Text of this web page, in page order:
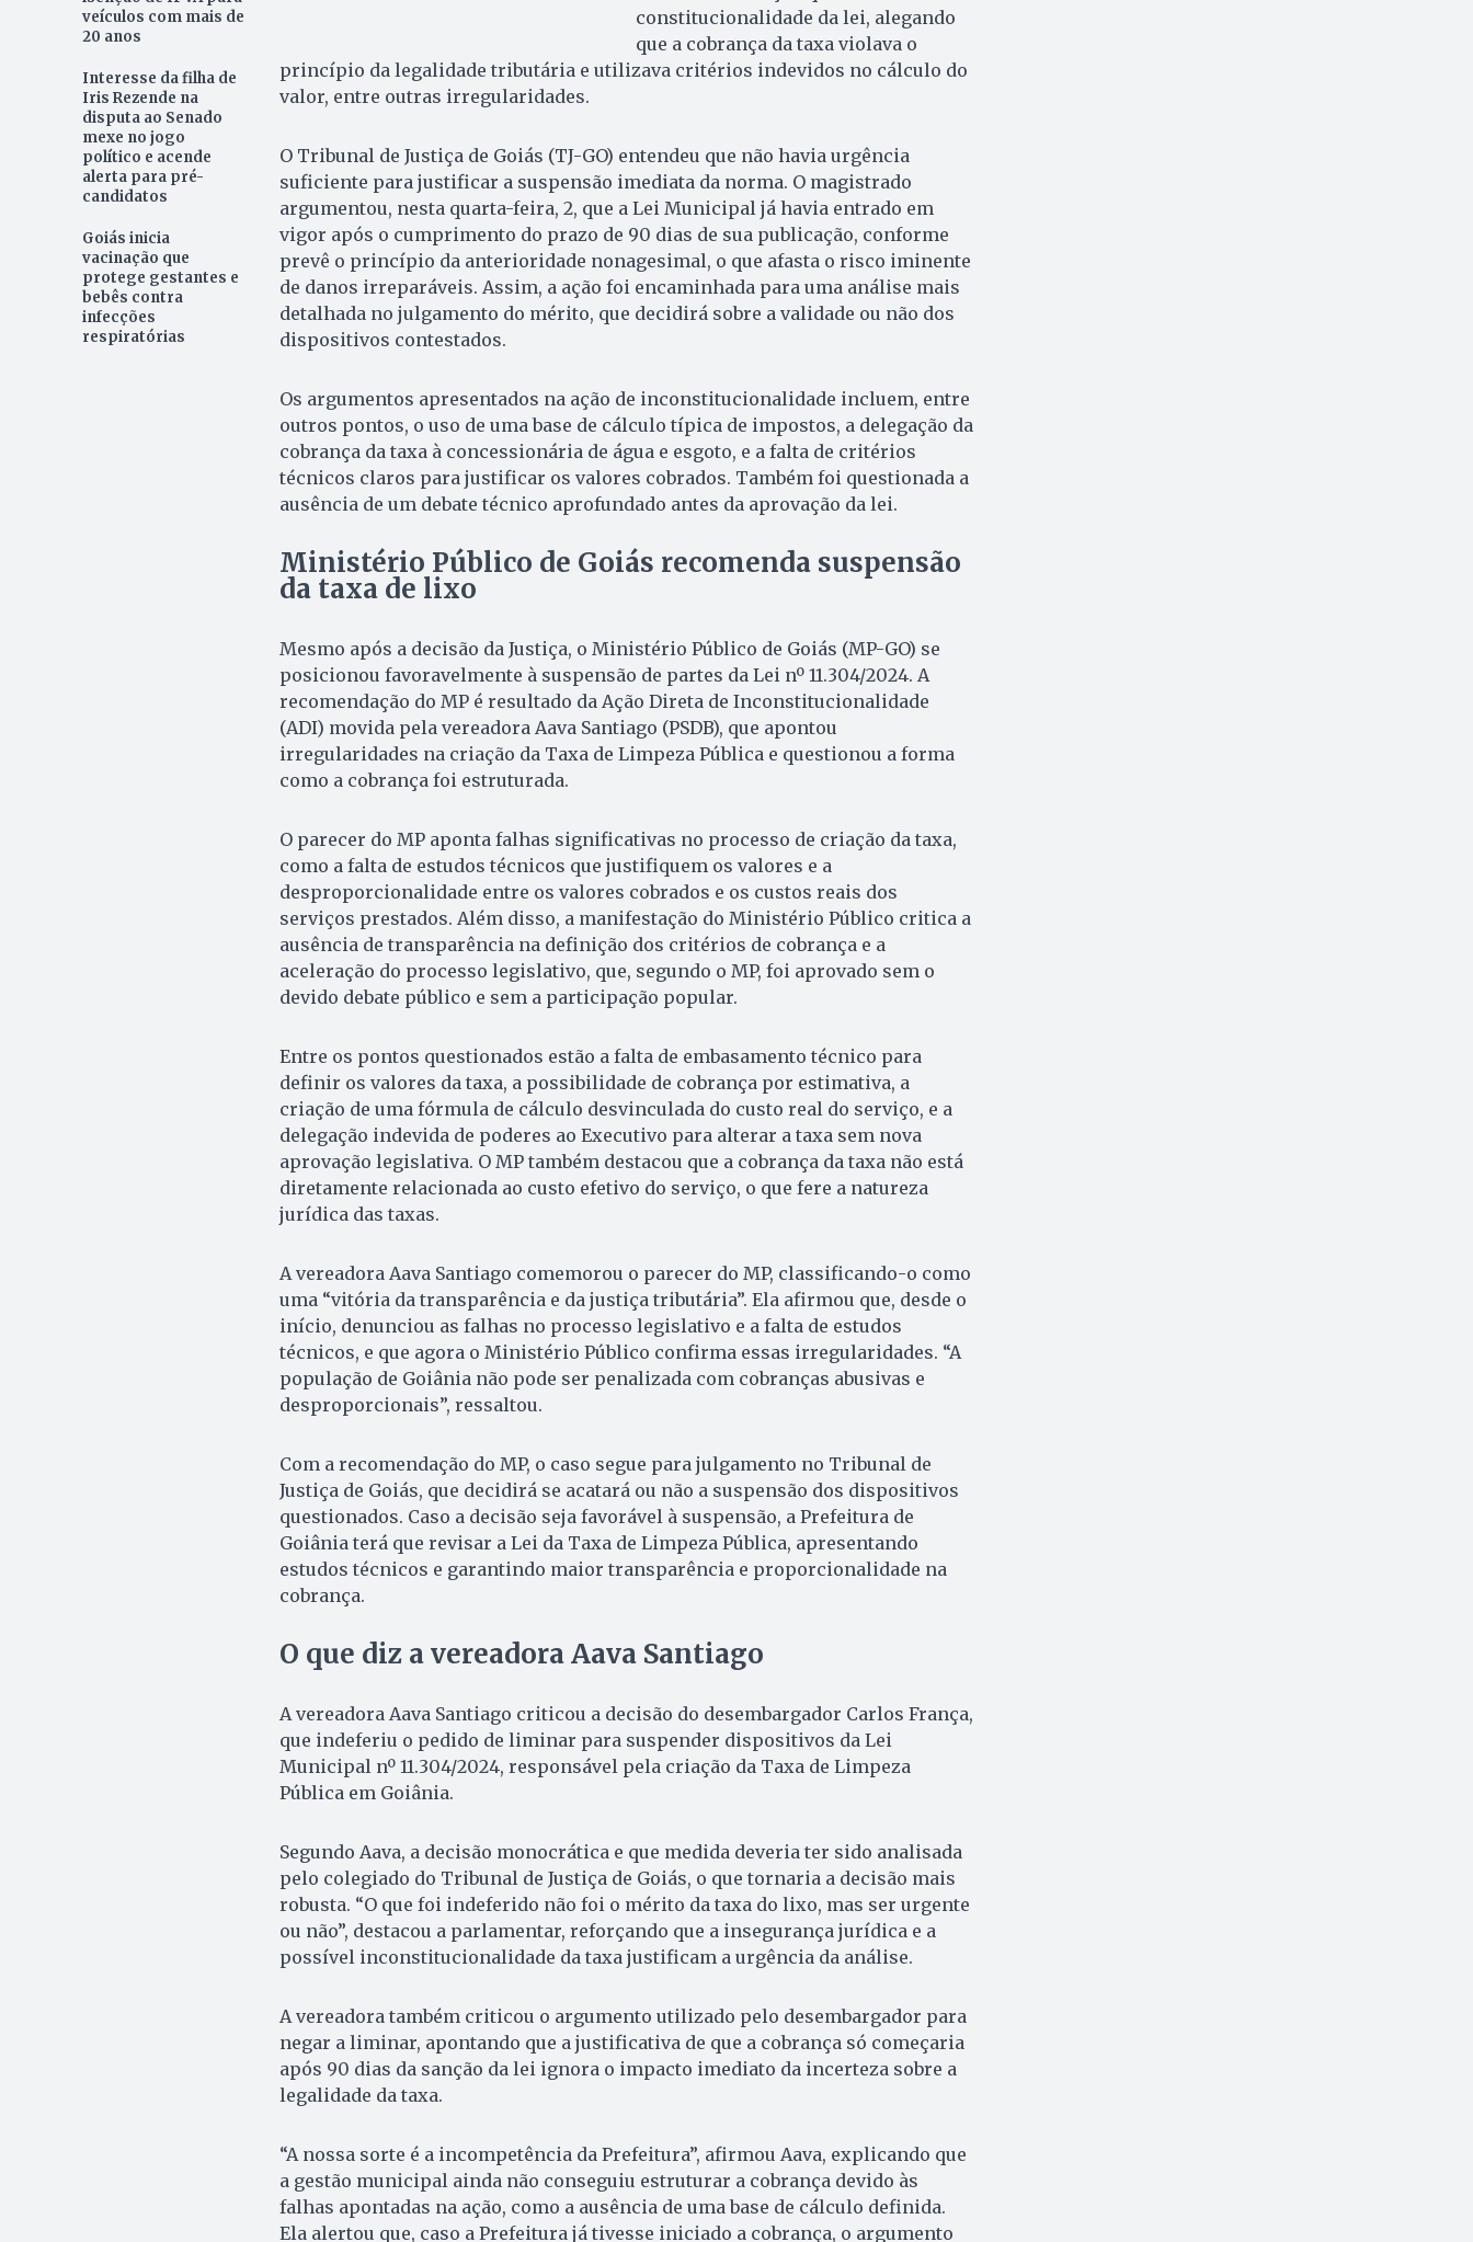
veículos com mais de
20 anos
Interesse da filha de
Iris Rezende na
disputa ao Senado
mexe no jogo
político e acende
alerta para pré-
candidatos
Goiás inicia
vacinação que
protege gestantes e
bebês contra
infecções
respiratórias
constitucionalidade da lei, alegando
que a cobrança da taxa violava o
princípio da legalidade tributária e utilizava critérios indevidos no cálculo do
valor, entre outras irregularidades.
O Tribunal de Justiça de Goiás (TJ-GO) entendeu que não havia urgência
suficiente para justificar a suspensão imediata da norma. O magistrado
argumentou, nesta quarta-feira, 2, que a Lei Municipal já havia entrado em
vigor após o cumprimento do prazo de 90 dias de sua publicação, conforme
prevê o princípio da anterioridade nonagesimal, o que afasta o risco iminente
de danos irreparáveis. Assim, a ação foi encaminhada para uma análise mais
detalhada no julgamento do mérito, que decidirá sobre a validade ou não dos
dispositivos contestados.
Os argumentos apresentados na ação de inconstitucionalidade incluem, entre
outros pontos, o uso de uma base de cálculo típica de impostos, a delegação da
cobrança da taxa à concessionária de água e esgoto, e a falta de critérios
técnicos claros para justificar os valores cobrados. Também foi questionada a
ausência de um debate técnico aprofundado antes da aprovação da lei.
Ministério Público de Goiás recomenda suspensão
da taxa de lixo
Mesmo após a decisão da Justiça, o Ministério Público de Goiás (MP-GO) se
posicionou favoravelmente à suspensão de partes da Lei nº 11.304/2024. A
recomendação do MP é resultado da Ação Direta de Inconstitucionalidade
(ADI) movida pela vereadora Aava Santiago (PSDB), que apontou
irregularidades na criação da Taxa de Limpeza Pública e questionou a forma
como a cobrança foi estruturada.
O parecer do MP aponta falhas significativas no processo de criação da taxa,
como a falta de estudos técnicos que justifiquem os valores e a
desproporcionalidade entre os valores cobrados e os custos reais dos
serviços prestados. Além disso, a manifestação do Ministério Público critica a
ausência de transparência na definição dos critérios de cobrança e a
aceleração do processo legislativo, que, segundo o MP, foi aprovado sem o
devido debate público e sem a participação popular.
Entre os pontos questionados estão a falta de embasamento técnico para
definir os valores da taxa, a possibilidade de cobrança por estimativa, a
criação de uma fórmula de cálculo desvinculada do custo real do serviço, e a
delegação indevida de poderes ao Executivo para alterar a taxa sem nova
aprovação legislativa. O MP também destacou que a cobrança da taxa não está
diretamente relacionada ao custo efetivo do serviço, o que fere a natureza
jurídica das taxas.
A vereadora Aava Santiago comemorou o parecer do MP, classificando-o como
uma “vitória da transparência e da justiça tributária”. Ela afirmou que, desde o
início, denunciou as falhas no processo legislativo e a falta de estudos
técnicos, e que agora o Ministério Público confirma essas irregularidades. “A
população de Goiânia não pode ser penalizada com cobranças abusivas e
desproporcionais”, ressaltou.
Com a recomendação do MP, o caso segue para julgamento no Tribunal de
Justiça de Goiás, que decidirá se acatará ou não a suspensão dos dispositivos
questionados. Caso a decisão seja favorável à suspensão, a Prefeitura de
Goiânia terá que revisar a Lei da Taxa de Limpeza Pública, apresentando
estudos técnicos e garantindo maior transparência e proporcionalidade na
cobrança.
O que diz a vereadora Aava Santiago
A vereadora Aava Santiago criticou a decisão do desembargador Carlos França,
que indeferiu o pedido de liminar para suspender dispositivos da Lei
Municipal nº 11.304/2024, responsável pela criação da Taxa de Limpeza
Pública em Goiânia.
Segundo Aava, a decisão monocrática e que medida deveria ter sido analisada
pelo colegiado do Tribunal de Justiça de Goiás, o que tornaria a decisão mais
robusta. “O que foi indeferido não foi o mérito da taxa do lixo, mas ser urgente
ou não”, destacou a parlamentar, reforçando que a insegurança jurídica e a
possível inconstitucionalidade da taxa justificam a urgência da análise.
A vereadora também criticou o argumento utilizado pelo desembargador para
negar a liminar, apontando que a justificativa de que a cobrança só começaria
após 90 dias da sanção da lei ignora o impacto imediato da incerteza sobre a
legalidade da taxa.
“A nossa sorte é a incompetência da Prefeitura”, afirmou Aava, explicando que
a gestão municipal ainda não conseguiu estruturar a cobrança devido às
falhas apontadas na ação, como a ausência de uma base de cálculo definida.
Ela alertou que, caso a Prefeitura já tivesse iniciado a cobrança, o argumento